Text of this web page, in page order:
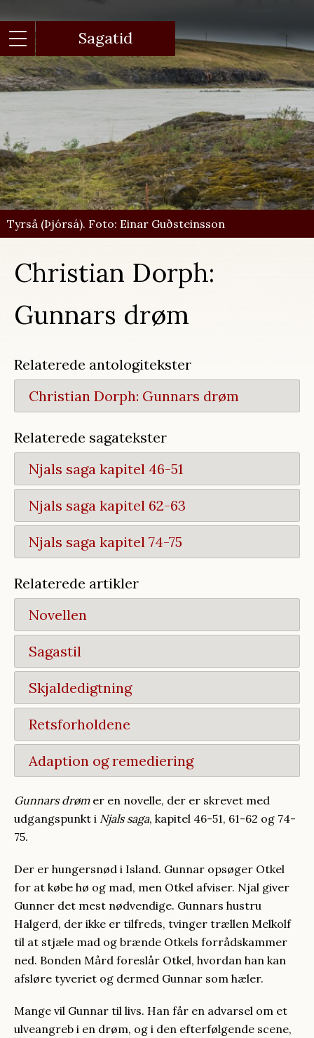
til
hovedindhold
Sagatid
Tyrså (Þjórsá). Foto: Einar Guðsteinsson
Christian Dorph:
Gunnars drøm
Relaterede antologitekster
Christian Dorph: Gunnars drøm
Relaterede sagatekster
Njals saga kapitel 46-51
Njals saga kapitel 62-63
Njals saga kapitel 74-75
Relaterede artikler
Novellen
Sagastil
Skjaldedigtning
Retsforholdene
Adaption og remediering
Gunnars drømer en novelle, der er skrevet med
udgangspunkt i Njals saga, kapitel 46-51, 61-62 og 74-
75.
Der er hungersnød i Island. Gunnar opsøger Otkel
for at købe hø og mad, men Otkel afviser. Njal giver
Gunner det mest nødvendige. Gunnars hustru
Halgerd, der ikke er tilfreds, tvinger trællen Melkolf
til at stjæle mad og brænde Otkels forrådskammer
ned. Bonden Mård foreslår Otkel, hvordan han kan
afsløre tyveriet og dermed Gunnar som hæler.
Mange vil Gunnar til livs. Han får en advarsel om et
ulveangreb i en drøm, og i den efterfølgende scene,